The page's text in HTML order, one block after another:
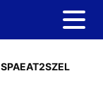
SPAEAT2SZEL